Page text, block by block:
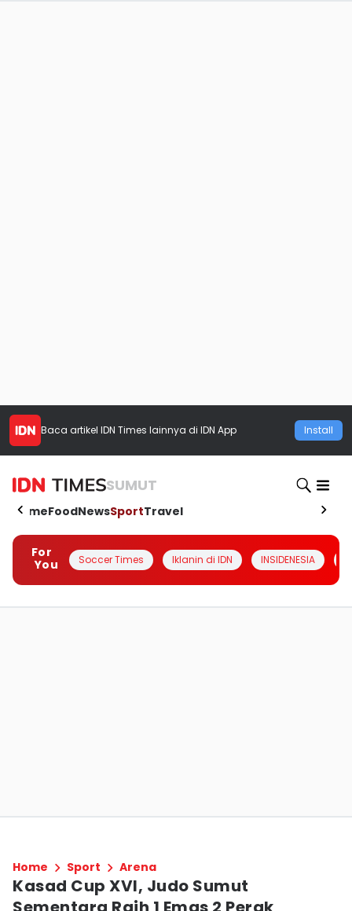
Baca artikel IDN Times lainnya di IDN App Install
SUMUT
HomeFoodNewsSportTravel
For
You
Soccer Times Iklanin di IDN INSIDENESIA
Home Sport Arena
Kasad Cup XVI, Judo Sumut